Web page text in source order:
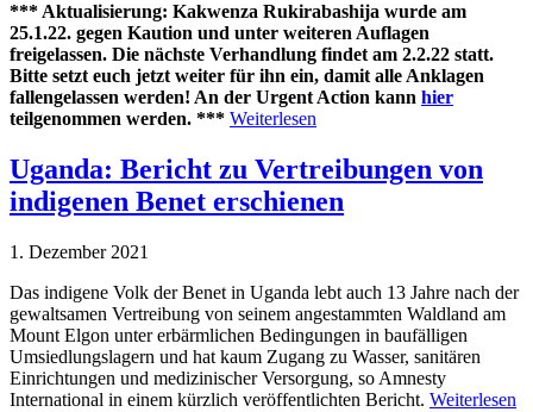
*** Aktualisierung: Kakwenza Rukirabashija wurde am
25.1.22. gegen Kaution und unter weiteren Auflagen
freigelassen. Die nächste Verhandlung findet am 2.2.22 statt.
Bitte setzt euch jetzt weiter für ihn ein, damit alle Anklagen
fallengelassen werden! An der Urgent Action kann hier
teilgenommen werden. *** Weiterlesen
Uganda: Bericht zu Vertreibungen von
indigenen Benet erschienen
1. Dezember 2021
Das indigene Volk der Benet in Uganda lebt auch 13 Jahre nach der
gewaltsamen Vertreibung von seinem angestammten Waldland am
Mount Elgon unter erbärmlichen Bedingungen in baufälligen
Umsiedlungslagern und hat kaum Zugang zu Wasser, sanitären
Einrichtungen und medizinischer Versorgung, so Amnesty
International in einem kürzlich veröffentlichten Bericht. Weiterlesen